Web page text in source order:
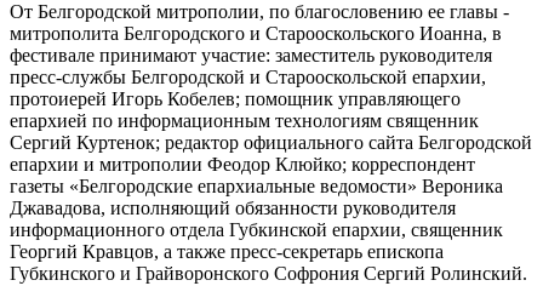
От Белгородской митрополии, по благословению ее главы -
митрополита Белгородского и Старооскольского Иоанна, в
фестивале принимают участие: заместитель руководителя
пресс-службы Белгородской и Старооскольской епархии,
протоиерей Игорь Кобелев; помощник управляющего
епархией по информационным технологиям священник
Сергий Куртенок; редактор официального сайта Белгородской
епархии и митрополии Феодор Клюйко; корреспондент
газеты «Белгородские епархиальные ведомости» Вероника
Джавадова, исполняющий обязанности руководителя
информационного отдела Губкинской епархии, священник
Георгий Кравцов, а также пресс-секретарь епископа
Губкинского и Грайворонского Софрония Сергий Ролинский.